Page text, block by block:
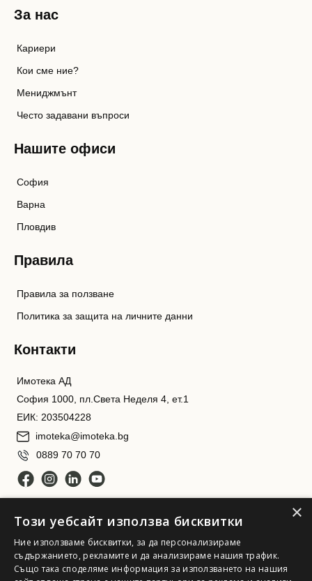
За нас
Кариери
Кои сме ние?
Мениджмънт
Често задавани въпроси
Нашите офиси
София
Варна
Пловдив
Правила
Правила за ползване
Политика за защита на личните данни
Контакти
Имотека АД
София 1000, пл.Света Неделя 4, ет.1
ЕИК: 203504228
imoteka@imoteka.bg
0889 70 70 70
×
Този уебсайт използва бисквитки
Ние използваме бисквитки, за да персонализираме
съдържанието, рекламите и да анализираме нашия трафик.
Също така споделяме информация за използването на нашия